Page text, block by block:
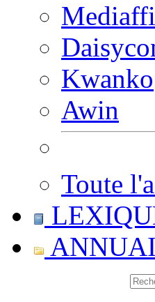
Kwanko
Awin
Toute